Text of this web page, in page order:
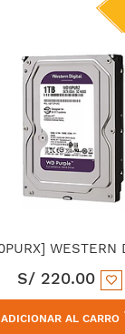
S/ 220.00
ADICIONAR AL CARRO